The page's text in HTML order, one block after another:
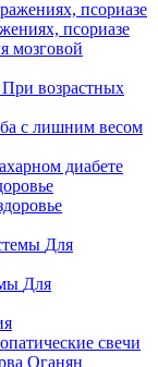
псориазе
мозговой
При возрастных
с лишним весом
диабете
Для
Для
свечи
Оганян